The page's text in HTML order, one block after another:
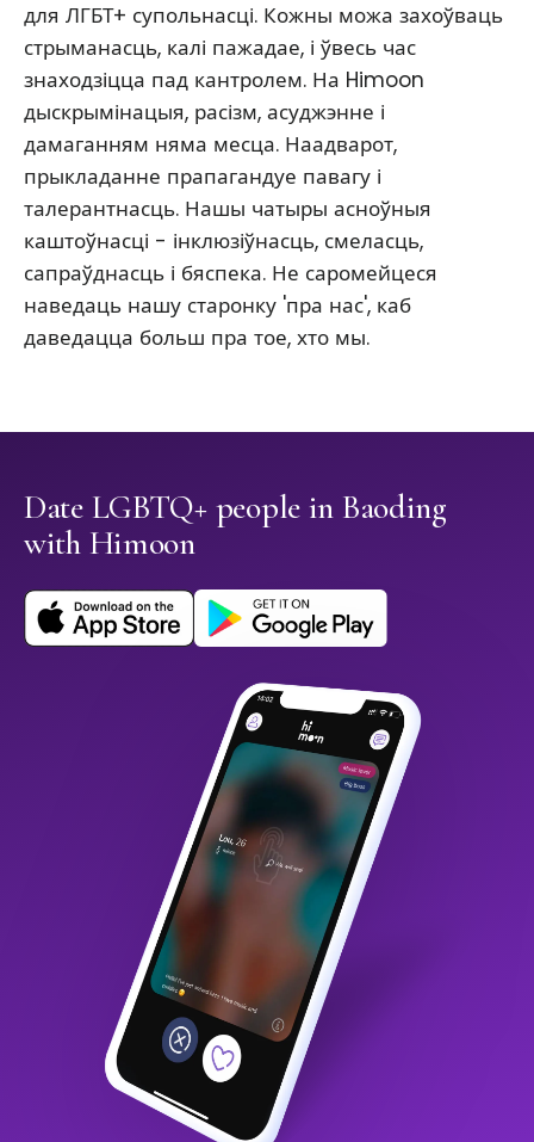
для ЛГБТ+ супольнасці. Кожны можа захоўваць
стрыманасць, калі пажадае, і ўвесь час
знаходзіцца пад кантролем. На Himoon
дыскрымінацыя, расізм, асуджэнне і
дамаганням няма месца. Наадварот,
прыкладанне прапагандуе павагу і
талерантнасць. Нашы чатыры асноўныя
каштоўнасці - інклюзіўнасць, смеласць,
сапраўднасць і бяспека. Не саромейцеся
наведаць нашу старонку 'пра нас', каб
даведацца больш пра тое, хто мы.
Date LGBTQ+ people in Baoding
with Himoon